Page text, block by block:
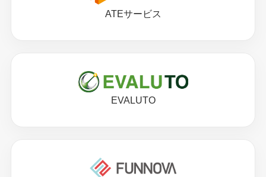
ATEサービス
EVALUTO